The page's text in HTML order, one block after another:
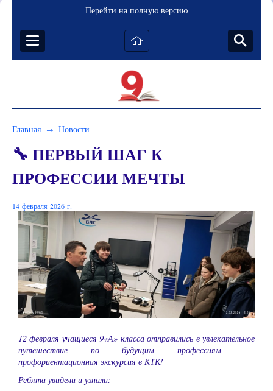
Перейти на полную версию
Главная → Новости
🔧 ПЕРВЫЙ ШАГ К
ПРОФЕССИИ МЕЧТЫ
14 февраля 2026 г.
12 февраля учащиеся 9«А» класса отправились в увлекательное
путешествие по будущим профессиям —
профориентационная экскурсия в КТК!
Ребята увидели и узнали: